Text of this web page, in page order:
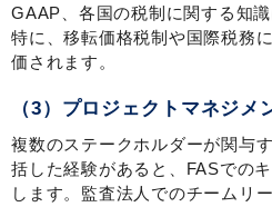
GAAP、各国の税制に関する知
特に、移転価格税制や国際税務
価されます。
（3）プロジェクトマネジメ
複数のステークホルダーが関与
括した経験があると、FASでの
します。監査法人でのチームリ